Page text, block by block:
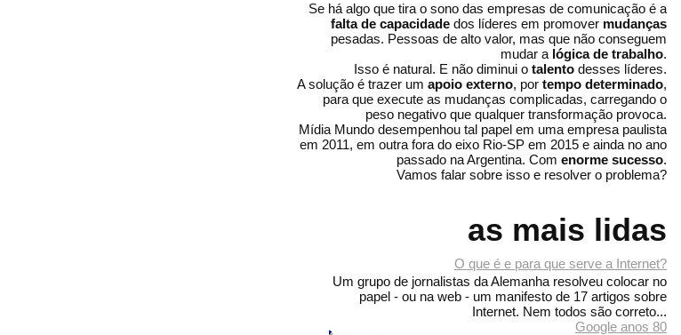
Se há algo que tira o sono das empresas de comunicação é a
falta de capacidade dos líderes em promover mudanças
pesadas. Pessoas de alto valor, mas que não conseguem
mudar a lógica de trabalho.
Isso é natural. E não diminui o talento desses líderes.
A solução é trazer um apoio externo, por tempo determinado,
para que execute as mudanças complicadas, carregando o
peso negativo que qualquer transformação provoca.
Mídia Mundo desempenhou tal papel em uma empresa paulista
em 2011, em outra fora do eixo Rio-SP em 2015 e ainda no ano
passado na Argentina. Com enorme sucesso.
Vamos falar sobre isso e resolver o problema?
as mais lidas
O que é e para que serve a Internet?
Um grupo de jornalistas da Alemanha resolveu colocar no
papel - ou na web - um manifesto de 17 artigos sobre
Internet. Nem todos são correto...
Google anos 80